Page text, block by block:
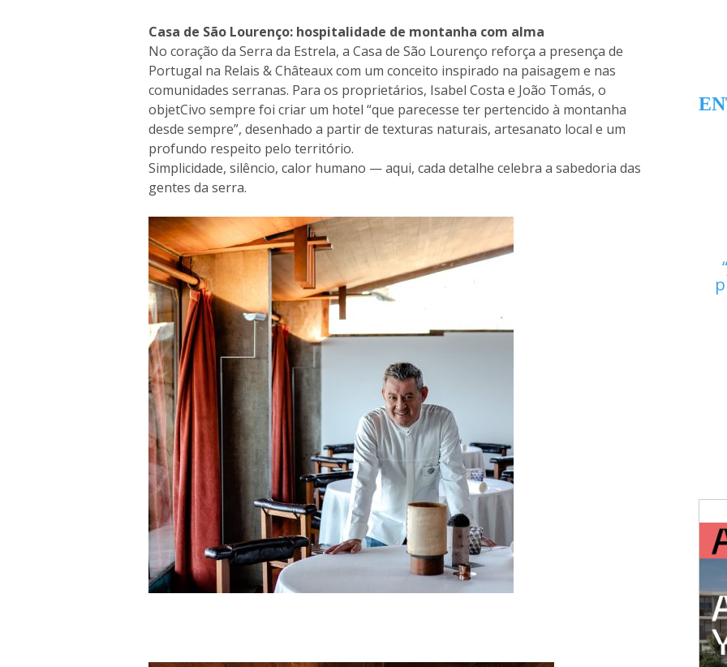
Casa de São Lourenço: hospitalidade de montanha com alma
No coração da Serra da Estrela, a Casa de São Lourenço reforça a presença de
Portugal na Relais & Châteaux com um conceito inspirado na paisagem e nas
comunidades serranas. Para os proprietários, Isabel Costa e João Tomás, o
objetCivo sempre foi criar um hotel “que parecesse ter pertencido à montanha
desde sempre”, desenhado a partir de texturas naturais, artesanato local e um
profundo respeito pelo território.
Simplicidade, silêncio, calor humano — aqui, cada detalhe celebra a sabedoria das
gentes da serra.